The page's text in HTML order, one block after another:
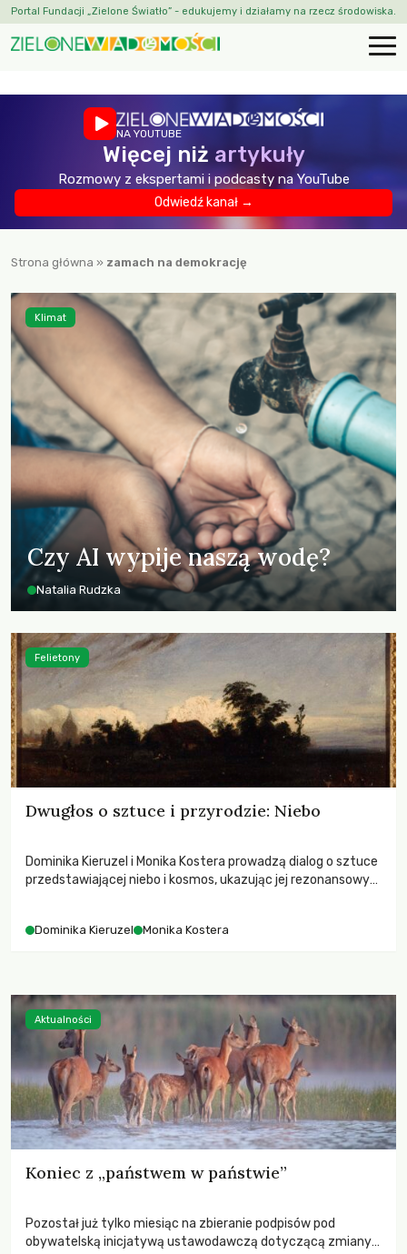
Portal Fundacji „Zielone Światło” - edukujemy i działamy na rzecz środowiska.
NA YOUTUBE
Więcej niż artykuły
Rozmowy z ekspertami i podcasty na YouTube
Odwiedź kanał →
Strona główna » zamach na demokrację
Czy AI wypije naszą wodę?
Natalia Rudzka
Klimat
Dwugłos o sztuce i przyrodzie: Niebo
Dominika Kieruzel i Monika Kostera prowadzą dialog o sztuce
przedstawiającej niebo i kosmos, ukazując jej rezonansowy
Dominika Kieruzel Monika Kostera
Felietony
Koniec z „państwem w państwie”
Pozostał już tylko miesiąc na zbieranie podpisów pod
obywatelską inicjatywą ustawodawczą dotyczącą zmiany
Aktualności